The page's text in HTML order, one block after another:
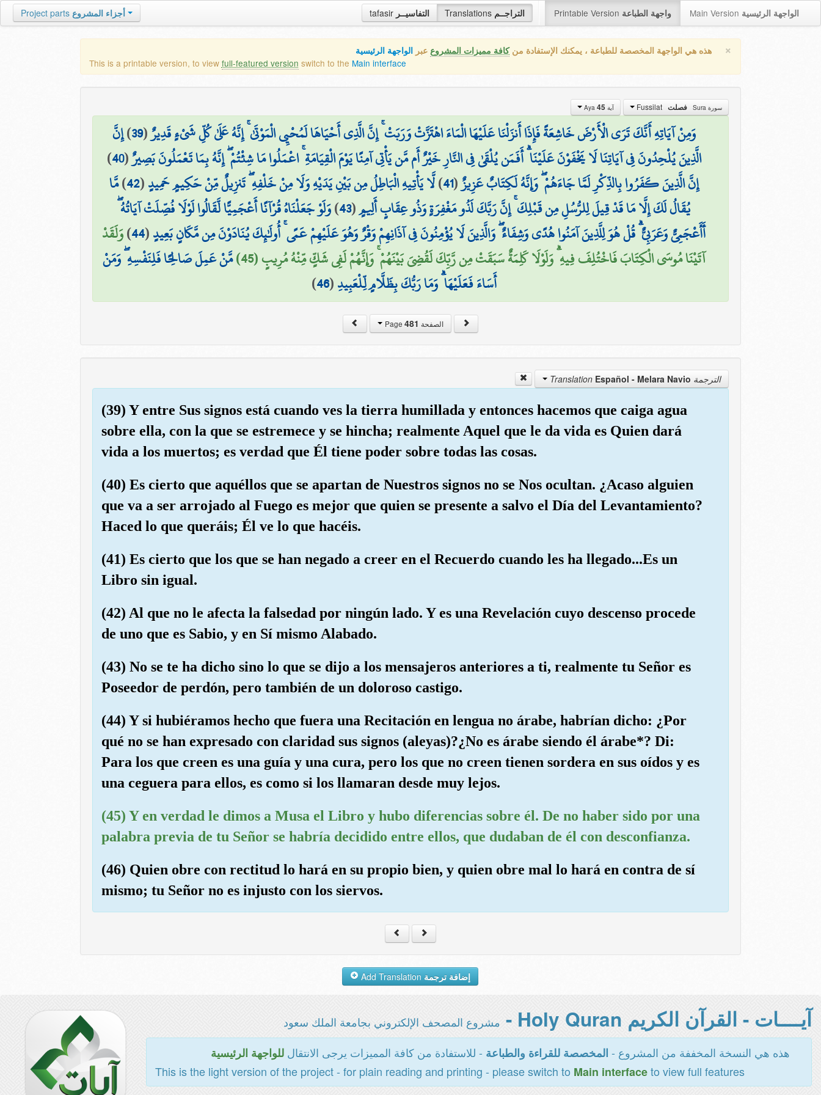
tafasir التفاسيــر Translations التراجــم Printable Version واجهة الطباعة Main Version الواجهة الرئيسية Project parts أجزاء المشروع
× هذه هي الواجهة المخصصة للطباعة ، يمكنك الإستفادة منكافة مميزات المشروع عبر الواجهة الرئيسية
This is a printable version, to view full-featured version switch to the Main interface
سورة Sura فصلت آية Aya 45
وَمِنْ آيَاتِهِ أَنَّكَ تَرَى الْأَرْضَ خَاشِعَةً فَإِذَا أَنزَلْنَا عَلَيْهَا الْمَاءَ اهْتَزَّتْ وَرَبَتْ ۚ إِنَّ الَّذِي أَحْيَاهَا لَمُحْيِي الْمَوْتَىٰ ۚ إِنَّهُ عَلَىٰ كُلِّ شَيْءٍ قَدِيرٌ(
39
)إِنَّ
الَّذِينَ يُلْحِدُونَ فِي آيَاتِنَا لَا يَخْفَوْنَ عَلَيْنَا ۗ أَفَمَن يُلْقَىٰ فِي النَّارِ خَيْرٌ أَم مَّن يَأْتِي آمِنًا يَوْمَ الْقِيَامَةِ ۚ اعْمَلُوا مَا شِئْتُمْ ۖ إِنَّهُ بِمَا تَعْمَلُونَ بَصِيرٌ(
40
)
إِنَّ الَّذِينَ كَفَرُوا بِالذِّكْرِ لَمَّا جَاءَهُمْ ۖ وَإِنَّهُ لَكِتَابٌ عَزِيزٌ(
41
)لَّا يَأْتِيهِ الْبَاطِلُ مِن بَيْنِ يَدَيْهِ وَلَا مِنْ خَلْفِهِ ۖ تَنزِيلٌ مِّنْ حَكِيمٍ حَمِيدٍ(
42
)مَّا
يُقَالُ لَكَ إِلَّا مَا قَدْ قِيلَ لِلرُّسُلِ مِن قَبْلِكَ ۚ إِنَّ رَبَّكَ لَذُو مَغْفِرَةٍ وَذُو عِقَابٍ أَلِيمٍ(
43
)وَلَوْ جَعَلْنَاهُ قُرْآنًا أَعْجَمِيًّا لَّقَالُوا لَوْلَا فُصِّلَتْ آيَاتُهُ ۖ
أَأَعْجَمِيٌّ وَعَرَبِيٌّ ۗ قُلْ هُوَ لِلَّذِينَ آمَنُوا هُدًى وَشِفَاءٌ ۖ وَالَّذِينَ لَا يُؤْمِنُونَ فِي آذَانِهِمْ وَقْرٌ وَهُوَ عَلَيْهِمْ عَمًى ۚ أُولَٰئِكَ يُنَادَوْنَ مِن مَّكَانٍ بَعِيدٍ(
44
)وَلَقَدْ
آتَيْنَا مُوسَى الْكِتَابَ فَاخْتُلِفَ فِيهِ ۗ وَلَوْلَا كَلِمَةٌ سَبَقَتْ مِن رَّبِّكَ لَقُضِيَ بَيْنَهُمْ ۚ وَإِنَّهُمْ لَفِي شَكٍّ مِّنْهُ مُرِيبٍ (45)
مَّنْ عَمِلَ صَالِحًا فَلِنَفْسِهِ ۖ وَمَنْ
أَسَاءَ فَعَلَيْهَا ۗ وَمَا رَبُّكَ بِظَلَّامٍ لِّلْعَبِيدِ(
46
)
الصفحة Page 481
الترجمة Translation Español - Melara Navio
(39) Y entre Sus signos está cuando ves la tierra humillada y entonces hacemos que caiga agua
sobre ella, con la que se estremece y se hincha; realmente Aquel que le da vida es Quien dará
vida a los muertos; es verdad que Él tiene poder sobre todas las cosas.
(40) Es cierto que aquéllos que se apartan de Nuestros signos no se Nos ocultan. ¿Acaso alguien
que va a ser arrojado al Fuego es mejor que quien se presente a salvo el Día del Levantamiento?
Haced lo que queráis; Él ve lo que hacéis.
(41) Es cierto que los que se han negado a creer en el Recuerdo cuando les ha llegado...Es un
Libro sin igual.
(42) Al que no le afecta la falsedad por ningún lado. Y es una Revelación cuyo descenso procede
de uno que es Sabio, y en Sí mismo Alabado.
(43) No se te ha dicho sino lo que se dijo a los mensajeros anteriores a ti, realmente tu Señor es
Poseedor de perdón, pero también de un doloroso castigo.
(44) Y si hubiéramos hecho que fuera una Recitación en lengua no árabe, habrían dicho: ¿Por
qué no se han expresado con claridad sus signos (aleyas)?¿No es árabe siendo él árabe*? Di:
Para los que creen es una guía y una cura, pero los que no creen tienen sordera en sus oídos y es
una ceguera para ellos, es como si los llamaran desde muy lejos.
(45) Y en verdad le dimos a Musa el Libro y hubo diferencias sobre él. De no haber sido por una
palabra previa de tu Señor se habría decidido entre ellos, que dudaban de él con desconfianza.
(46) Quien obre con rectitud lo hará en su propio bien, y quien obre mal lo hará en contra de sí
mismo; tu Señor no es injusto con los siervos.
إضافة ترجمة
آيــــات - القرآن الكريم Holy Quran - مشروع المصحف الإلكتروني بجامعة الملك سعود
هذه هي النسخة المخففة من المشروع - المخصصة للقراءة والطباعة - للاستفادة من كافة المميزات يرجى الانتقالللواجهة الرئيسية
This is the light version of the project - for plain reading and printing - please switch to Main interfaceto view full features